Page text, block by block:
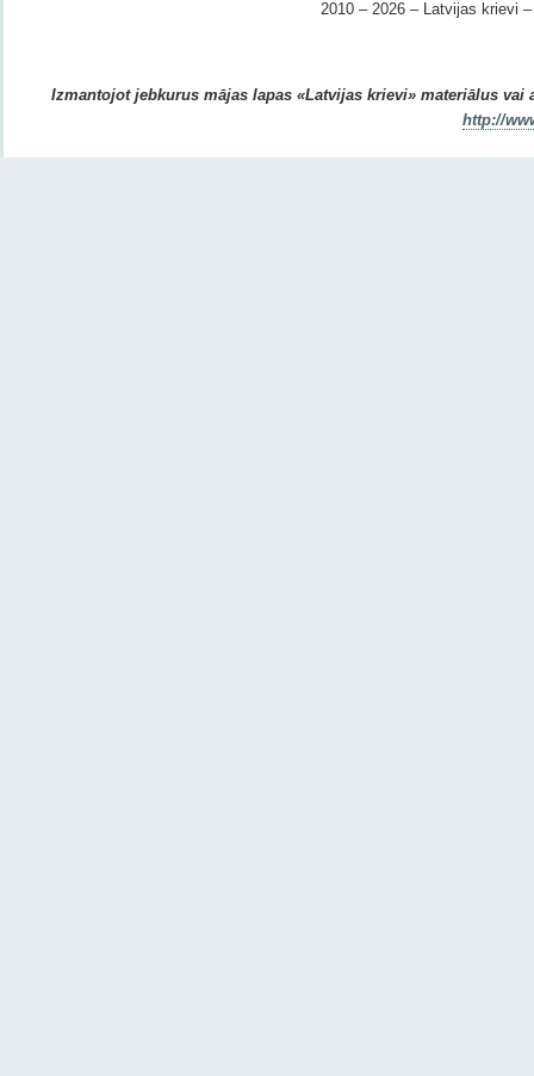
2010 – 2026 – Latvijas krievi –
Izmantojot jebkurus mājas lapas «Latvijas krievi» materiālus
http://